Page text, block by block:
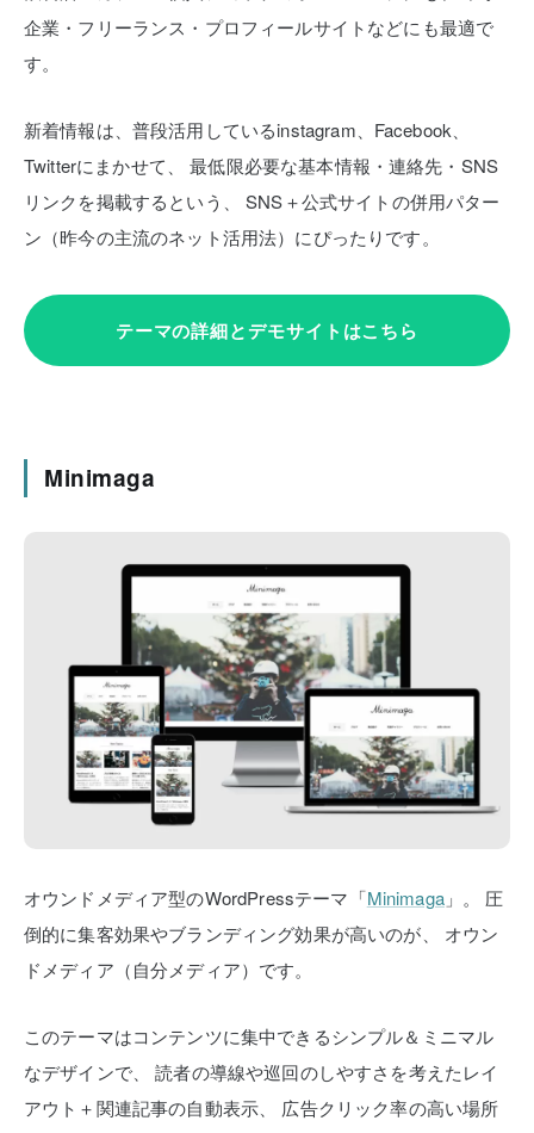
企業・フリーランス・プロフィールサイトなどにも最適で
す。
新着情報は、普段活用しているinstagram、Facebook、
Twitterにまかせて、
最低限必要な基本情報・連絡先・SNS
リンクを掲載するという、
SNS＋公式サイトの併用パター
ン（昨今の主流のネット活用法）にぴったりです。
テーマの詳細とデモサイトはこちら
Minimaga
オウンドメディア型のWordPressテーマ「Minimaga」。
圧
倒的に集客効果やブランディング効果が高いのが、
オウン
ドメディア（自分メディア）です。
このテーマはコンテンツに集中できるシンプル＆ミニマル
なデザインで、
読者の導線や巡回のしやすさを考えたレイ
アウト＋関連記事の自動表示、
広告クリック率の高い場所